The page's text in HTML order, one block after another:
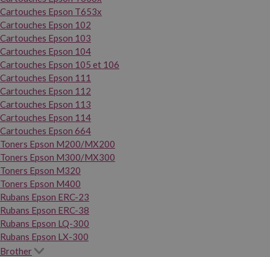
Cartouches Epson T653x
Cartouches Epson 102
Cartouches Epson 103
Cartouches Epson 104
Cartouches Epson 105 et 106
Cartouches Epson 111
Cartouches Epson 112
Cartouches Epson 113
Cartouches Epson 114
Cartouches Epson 664
Toners Epson M200/MX200
Toners Epson M300/MX300
Toners Epson M320
Toners Epson M400
Rubans Epson ERC-23
Rubans Epson ERC-38
Rubans Epson LQ-300
Rubans Epson LX-300
Brother